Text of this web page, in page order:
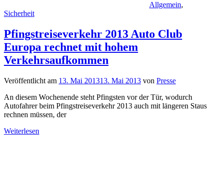
Allgemein,
Sicherheit
Pfingstreiseverkehr 2013 Auto Club
Europa rechnet mit hohem
Verkehrsaufkommen
Veröffentlicht am 13. Mai 201313. Mai 2013 von Presse
An diesem Wochenende steht Pfingsten vor der Tür, wodurch
Autofahrer beim Pfingstreiseverkehr 2013 auch mit längeren Staus
rechnen müssen, der
Weiterlesen